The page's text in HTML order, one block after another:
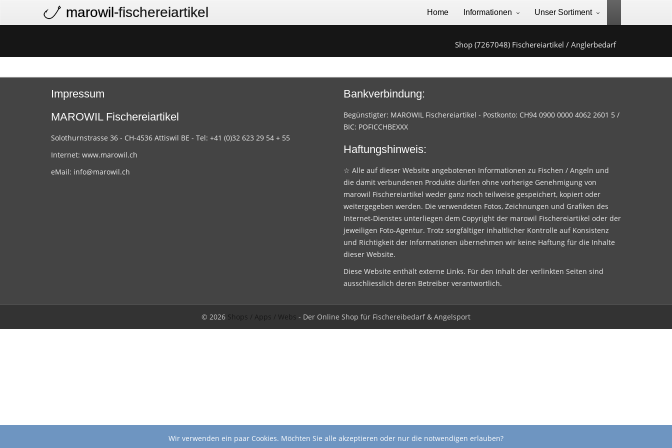
marowil-fischereiartikel Home Informationen Unser Sortiment
Shop (7267048) Fischereiartikel / Anglerbedarf
Impressum
MAROWIL Fischereiartikel
Solothurnstrasse 36 - CH-4536 Attiswil BE - Tel: +41 (0)32 623 29 54 + 55
Internet: www.marowil.ch
eMail: info@marowil.ch
Bankverbindung:
Begünstigter: MAROWIL Fischereiartikel - Postkonto: CH94 0900 0000 4062 2601 5 /
BIC: POFICCHBEXXX
Haftungshinweis:
☆ Alle auf dieser Website angebotenen Informationen zu Fischen / Angeln und
die damit verbundenen Produkte dürfen ohne vorherige Genehmigung von
marowil Fischereiartikel weder ganz noch teilweise gespeichert, kopiert oder
weitergegeben werden. Die verwendeten Fotos, Zeichnungen und Grafiken des
Internet-Dienstes unterliegen dem Copyright der marowil Fischereiartikel oder der
jeweiligen Foto-Agentur. Trotz sorgfältiger inhaltlicher Kontrolle auf Konsistenz
und Richtigkeit der Informationen übernehmen wir keine Haftung für die Inhalte
dieser Website.
Diese Website enthält externe Links. Für den Inhalt der verlinkten Seiten sind
ausschliesslich deren Betreiber verantwortlich.
© 2026 Shops / Apps / Webs - Der Online Shop für Fischereibedarf & Angelsport
Wir verwenden ein paar Cookies. Möchten Sie alle akzeptieren oder nur die notwendigen erlauben?